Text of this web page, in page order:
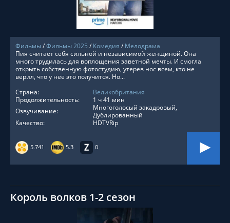
Фильмы/Фильмы 2025 / Комедия / Мелодрама
5.741 5.3 0
Пия считает себя сильной и независимой женщиной. Она
много трудилась для воплощения заветной мечты. И смогла
открыть собственную фотостудию, утерев нос всем, кто не
верил, что у нее это получится. Но...
Страна:
Великобритания
Продолжительность:
1 ч 41 мин
Озвучивание:
Многоголосый закадровый,
Дублированный
Качество:
HDTVRip
Король волков 1-2 сезон